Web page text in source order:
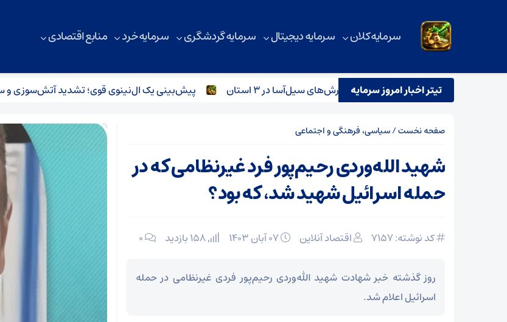
سرمایه کلان سرمایه دیجیتال سرمایه گردشگری سرمایه خرد منابع اقتصادی
تیتر اخبار امروز سرمایهبرای گرمای ۵۰ درجه؛ بارش‌های سیل‌آسا در ۳ استان پیش‌بینی یک ال‌نینوی قوی؛ تشدید آتش‌سوزی و سیل
صفحه نخست/سیاسی، فرهنگی و اجتماعی
شهید الله‌وردی رحیم‌پور فرد غیرنظامی که در
حمله اسرائیل شهید شد، که بود؟
کد نوشته: 7157 اقتصاد آنلاین ۰
روز گذشته خبر شهادت شهید الله‌وردی رحیم‌پور فردی غیرنظامی در حمله
اسرائیل اعلام شد.